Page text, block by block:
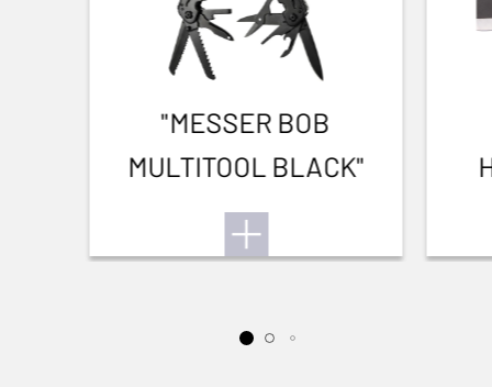
"MESSER BOB
MULTITOOL BLACK"